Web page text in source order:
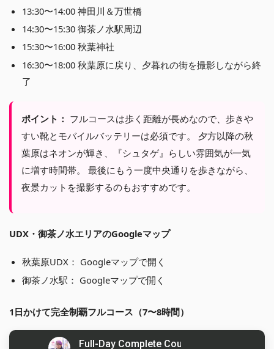
13:30〜14:00 神田川＆万世橋
14:30〜15:30 御茶ノ水駅周辺
15:30〜16:00 秋葉神社
16:30〜18:00 秋葉原に戻り、夕暮れの街を撮影しながら終
了
ポイント： フルコースは歩く距離が長めなので、歩きや
すい靴とモバイルバッテリーは必須です。 夕方以降の秋
葉原はネオンが輝き、『シュタゲ』らしい雰囲気が一気
に増す時間帯。 最後にもう一度中央通りを歩きながら、
夜景カットを撮影するのもおすすめです。
UDX・御茶ノ水エリアのGoogleマップ
秋葉原UDX： Googleマップで開く
御茶ノ水駅： Googleマップで開く
1日かけて完全制覇フルコース（7〜8時間）